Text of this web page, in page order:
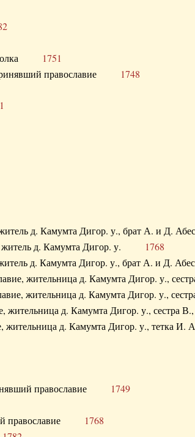
полка 1751
православие 1748
житель д. Камумта Дигор. у., брат А. и Д.
житель д. Камумта Дигор. у. 1768
житель д. Камумта Дигор. у., брат А. и Д.
жительница д. Камумта Дигор. у.,
жительница д. Камумта Дигор. у.,
жительница д. Камумта Дигор. у.,
жительница д. Камумта Дигор. у., тетка
православие 1749
православие 1768